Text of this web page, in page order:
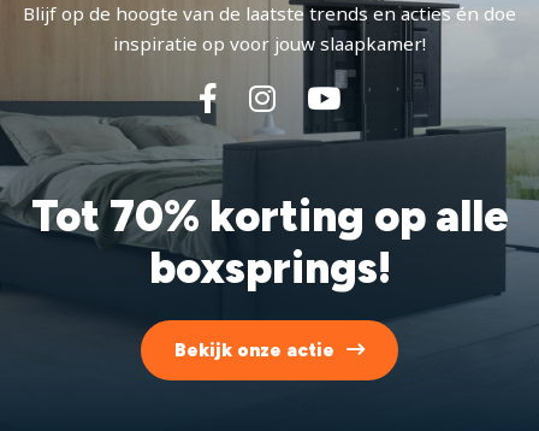
Blijf op de hoogte van de laatste trends en acties én doe
inspiratie op voor jouw slaapkamer!
Tot 70% korting op alle
boxsprings!
Bekijk onze actie